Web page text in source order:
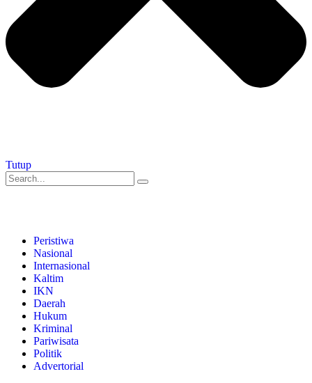
Tutup
Peristiwa
Nasional
Internasional
Kaltim
IKN
Daerah
Hukum
Kriminal
Pariwisata
Politik
Advertorial